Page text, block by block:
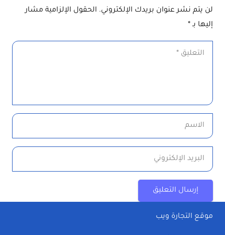
لن يتم نشر عنوان بريدك الإلكتروني. الحقول الإلزامية مشار
إليها بـ*
إرسال التعليق
موقع التجارة ويب